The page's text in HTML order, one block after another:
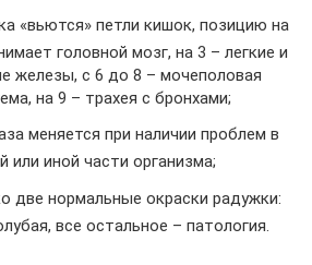
«вьются» петли кишок, позицию на
головной мозг, на 3 – легкие и
железы, с 6 до 8 – мочеполовая
на 9 – трахея с бронхами;
меняется при наличии проблем в
или иной части организма;
две нормальные окраски радужки:
все остальное – патология.